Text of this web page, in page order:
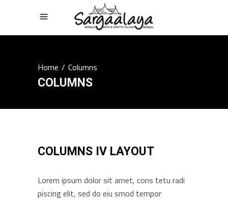
Home/Columns
COLUMNS
COLUMNS IV LAYOUT
Lorem ipsum dolor sit amet, cons tetu radi
piscing elit, sed do eiu smod tempor